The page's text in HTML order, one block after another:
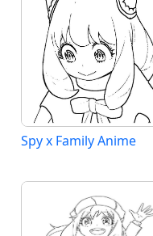
Spy x Family Anime